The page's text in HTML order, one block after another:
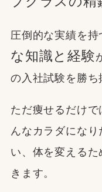
圧倒的な実績を
な知識と経験
の入社試験を勝ち
ただ痩せるだけ
んなカラダにな
い、体を変える
きます。